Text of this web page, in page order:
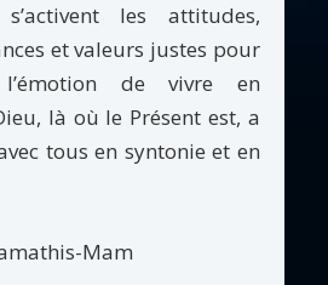
les attitudes,
et valeurs justes pour
l’émotion de vivre en
là où le Présent est, a
tous en syntonie et en
Mam